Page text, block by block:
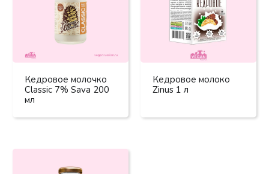
Кедровое молочко
Classic 7% Sava 200
мл
Кедровое молоко
Zinus 1 л